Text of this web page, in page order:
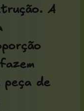
A
de